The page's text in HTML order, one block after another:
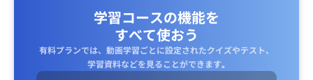
学習コースの機能を
すべて使おう
有料プランでは、動画学習ごとに設定されたクイズやテスト、
学習資料などを見ることができます｡